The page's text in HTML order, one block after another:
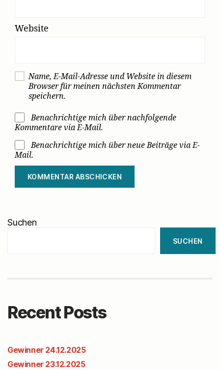
Website
Name, E-Mail-Adresse und Website in diesem
Browser für meinen nächsten Kommentar
speichern.
Benachrichtige mich über nachfolgende
Kommentare via E-Mail.
Benachrichtige mich über neue Beiträge via E-
Mail.
Suchen
SUCHEN
Recent Posts
Gewinner 24.12.2025
Gewinner 23.12.2025